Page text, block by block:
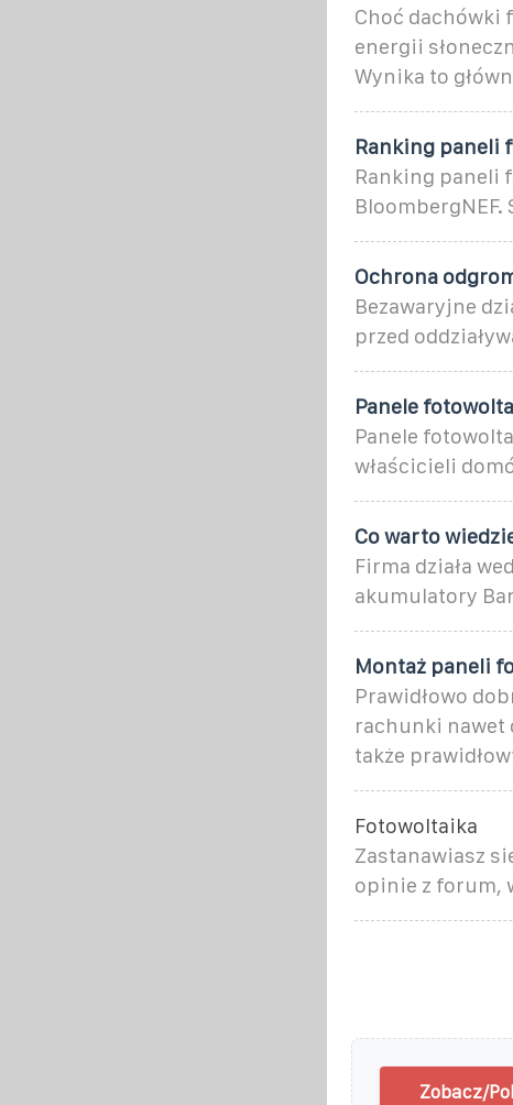
Choć dachówki
energii
Wynika to
Ranking paneli
Ranking paneli
Ochrona
Bezawaryjne
przed
Panele
Panele
właścicieli
Co warto
Firma działa
akumulatory
Montaż paneli
Prawidłowo
rachunki nawet
także
Fotowoltaika
Zastanawiasz
opinie z forum,
Zobacz/